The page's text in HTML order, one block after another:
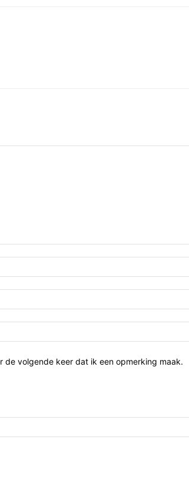
de volgende keer dat ik een opmerking maak.